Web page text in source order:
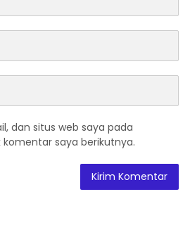
dan situs web saya pada
saya berikutnya.